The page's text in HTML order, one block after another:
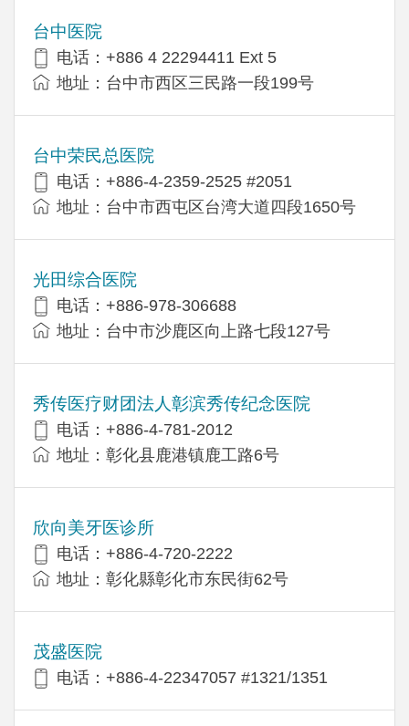
台中医院
电话：+886 4 22294411 Ext 5
地址：台中市西区三民路一段199号
台中荣民总医院
电话：+886-4-2359-2525 #2051
地址：台中市西屯区台湾大道四段1650号
光田综合医院
电话：+886-978-306688
地址：台中市沙鹿区向上路七段127号
秀传医疗财团法人彰滨秀传纪念医院
电话：+886-4-781-2012
地址：彰化县鹿港镇鹿工路6号
欣向美牙医诊所
电话：+886-4-720-2222
地址：彰化縣彰化市东民街62号
茂盛医院
电话：+886-4-22347057 #1321/1351